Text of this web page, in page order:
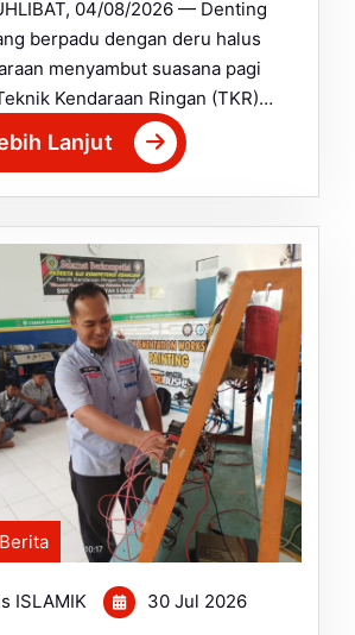
04/08/2026 — Denting
berpadu dengan deru halus
menyambut suasana pagi
Kendaraan Ringan (TKR)…
Lanjut
Berita
ISLAMIK 30 Jul 2026